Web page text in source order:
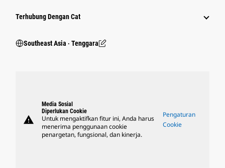
Terhubung Dengan Cat
Southeast Asia ‧ Tenggara
warning
Media Sosial
Diperlukan Cookie
Untuk mengaktifkan fitur ini, Anda harus
menerima penggunaan cookie
penargetan, fungsional, dan kinerja.
Pengaturan
Cookie